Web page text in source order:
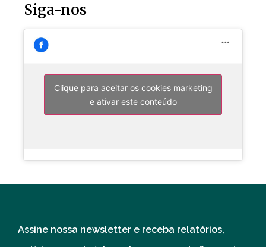
Siga-nos
Clique para aceitar os cookies marketing
e ativar este conteúdo
Assine nossa newsletter e receba relatórios,